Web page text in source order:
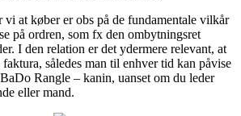
vi at køber er obs på de fundamentale vilkår
på ordren, som fx den ombytningsret
I den relation er det ydermere relevant, at
således man til enhver tid kan påvise
Rangle – kanin, uanset om du leder
eller mand.